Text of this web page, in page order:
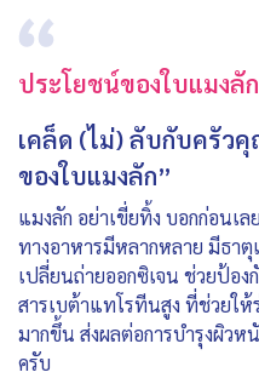
ประโยชน์ของใบแมงลัก
เคล็ด (ไม่) ลับกับครัว
ของใบแมงลัก”
แมงลัก อย่าเขี่ยทิ้ง บอกก่อนเ
ทางอาหารมีหลากหลาย มีธาตุ
เปลี่ยนถ่ายออกซิเจน ช่วยป้อง
สารเบต้าแทโรทีนสูง ที่ช่วยให้
มากขึ้น ส่งผลต่อการบำรุงผิว
ครับ